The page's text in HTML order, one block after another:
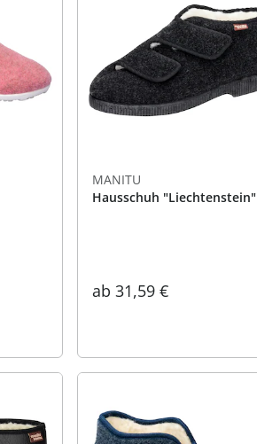
MANITU
Hausschuh "Liechtenstein"
ab 31,59 €